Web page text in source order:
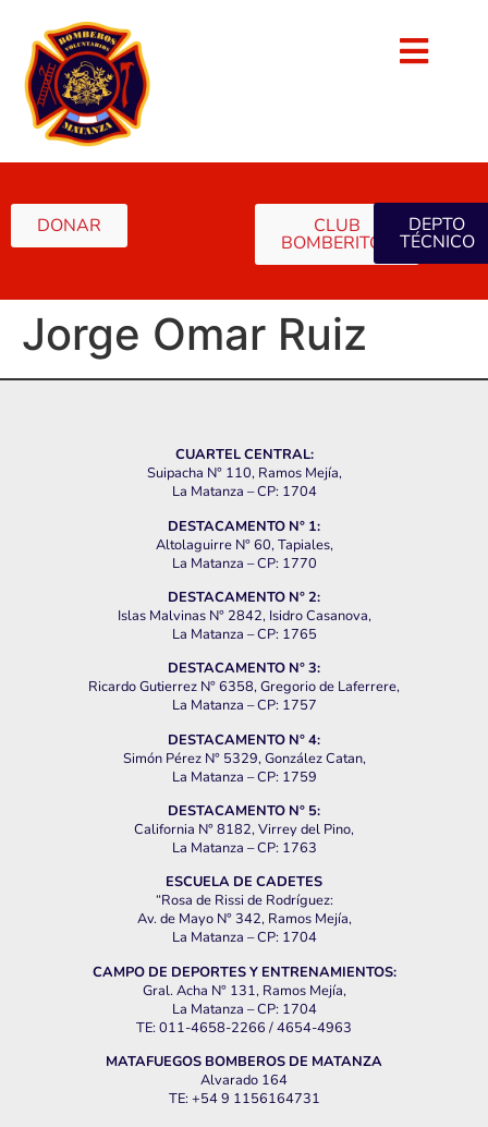
DONAR CLUB
BOMBERITOS
DEPTO
TÉCNICO
Jorge Omar Ruiz
CUARTEL CENTRAL:
Suipacha N° 110, Ramos Mejía,
La Matanza – CP: 1704
DESTACAMENTO N° 1:
Altolaguirre N° 60, Tapiales,
La Matanza – CP: 1770
DESTACAMENTO N° 2:
Islas Malvinas N° 2842, Isidro Casanova,
La Matanza – CP: 1765
DESTACAMENTO N° 3:
Ricardo Gutierrez N° 6358, Gregorio de Laferrere,
La Matanza – CP: 1757
DESTACAMENTO N° 4:
Simón Pérez N° 5329, González Catan,
La Matanza – CP: 1759
DESTACAMENTO N° 5:
California N° 8182, Virrey del Pino,
La Matanza – CP: 1763
ESCUELA DE CADETES
“Rosa de Rissi de Rodríguez:
Av. de Mayo N° 342, Ramos Mejía,
La Matanza – CP: 1704
CAMPO DE DEPORTES Y ENTRENAMIENTOS:
Gral. Acha N° 131, Ramos Mejía,
La Matanza – CP: 1704
TE: 011-4658-2266 / 4654-4963
MATAFUEGOS BOMBEROS DE MATANZA
Alvarado 164
TE: +54 9 1156164731